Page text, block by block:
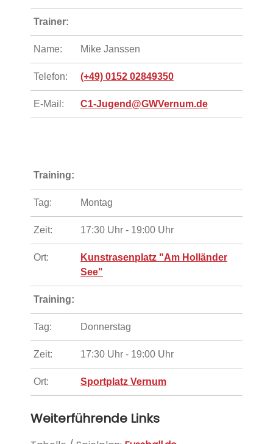
Trainer:
Name: Mike Janssen
Telefon: (+49) 0152 02849350
E-Mail: C1-Jugend@GWVernum.de
Training:
Tag: Montag
Zeit: 17:30 Uhr - 19:00 Uhr
Ort:
Kunstrasenplatz "Am Holländer
See"
Training:
Tag: Donnerstag
Zeit: 17:30 Uhr - 19:00 Uhr
Ort: Sportplatz Vernum
Weiterführende Links